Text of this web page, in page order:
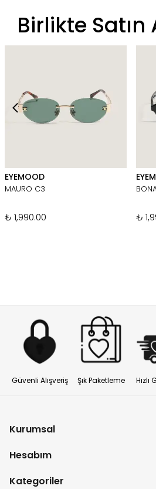
Birlikte Satın
EYEMOOD
MAURO C3
₺ 1,990.00 ₺
Güvenli Alışveriş Şık Paketleme Hızlı
Kurumsal
Hesabım
Kategoriler